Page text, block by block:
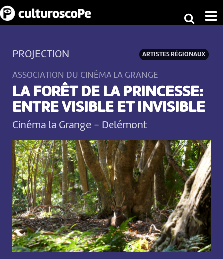
ARTISTES RÉGIONAUX
PROJECTION
ASSOCIATION DU CINÉMA LA GRANGE
LA FORÊT DE LA PRINCESSE:
ENTRE VISIBLE ET INVISIBLE
Cinéma la Grange - Delémont